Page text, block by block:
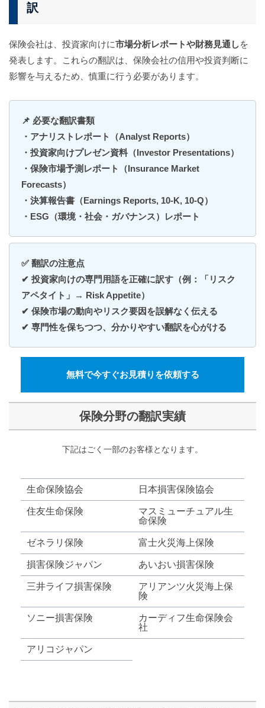
訳
保険会社は、投資家向けに市場分析レポートや財務見通しを
発表します。これらの翻訳は、保険会社の信用や投資判断に
影響を与えるため、慎重に行う必要があります。
📌 必要な翻訳書類
・アナリストレポート（Analyst Reports）
・投資家向けプレゼン資料（Investor Presentations）
・保険市場予測レポート（Insurance Market
Forecasts）
・決算報告書（Earnings Reports, 10-K, 10-Q）
・ESG（環境・社会・ガバナンス）レポート
✅ 翻訳の注意点
✔ 投資家向けの専門用語を正確に訳す（例：「リスク
アペタイト」→ Risk Appetite）
✔ 保険市場の動向やリスク要因を誤解なく伝える
✔ 専門性を保ちつつ、分かりやすい翻訳を心がける
無料で今すぐお見積りを依頼する
保険分野の翻訳実績
下記はごく一部のお客様となります。
生命保険協会 日本損害保険協会
住友生命保険
マスミューチュアル生
命保険
ゼネラリ保険 富士火災海上保険
損害保険ジャパン あいおい損害保険
三井ライフ損害保険
アリアンツ火災海上保
険
ソニー損害保険
カーディフ生命保険会
社
アリコジャパン